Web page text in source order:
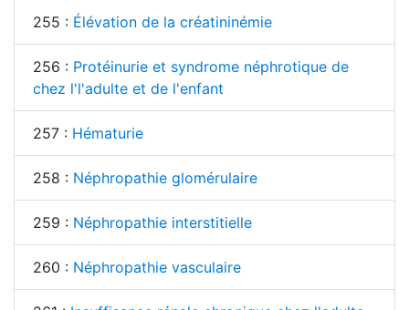
255 : Élévation de la créatininémie
256 : Protéinurie et syndrome néphrotique de
chez l'l'adulte et de l'enfant
257 : Hématurie
258 : Néphropathie glomérulaire
259 : Néphropathie interstitielle
260 : Néphropathie vasculaire